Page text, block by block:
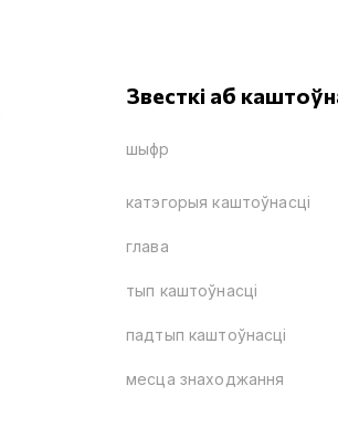
Звесткі аб
шыфр
катэгорыя каштоўнасці
глава
тып каштоўнасці
падтып каштоўнасці
месца знаходжання